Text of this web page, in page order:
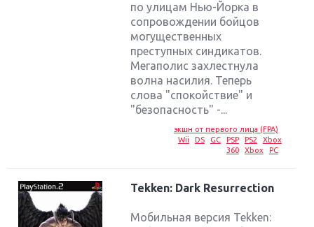
по улицам Нью-Йорка в
сопровождении бойцов
могущественных
преступных синдикатов.
Мегаполис захлестнула
волна насилия. Теперь
слова "спокойствие" и
"безопасность" -...
экшн от первого лица (FPA)
Wii
DS GC PSP PS2
Xbox
360
Xbox PC
Tekken: Dark Resurrection
Мобильная версия Tekken: